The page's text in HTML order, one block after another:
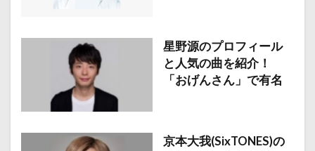
星野源のプロフィール
と人気の曲を紹介！
「おげんさん」で有名
京本大我(SixTONES)の